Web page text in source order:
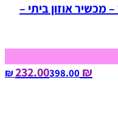
מכשיר אוזון ביתי –
₪ 232.00
398.00‏ ₪